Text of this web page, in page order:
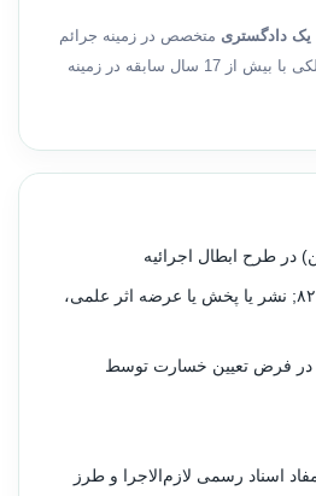
یک دادگستری متخصص در زمینه جرائم
رایانه ای و دعاوی بانکی و ملکی با بیش از 17 سال سابقه در زمینه
در طرح ابطال اجرائیه
دادنامه سرقت ادبی &#۸۲۱۱; نشر یا پخش یا عرضه اثر علمی،
در فرض تعیین خسارت توسط
اسناد رسمی لازم‌الاجرا و طرز